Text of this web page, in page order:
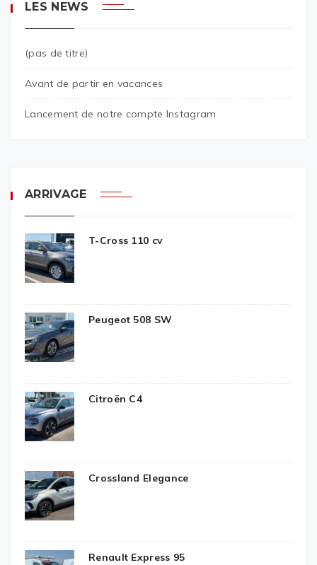
LES NEWS
(pas de titre)
Avant de partir en vacances
Lancement de notre compte Instagram
ARRIVAGE
T-Cross 110 cv
Peugeot 508 SW
Citroën C4
Crossland Elegance
Renault Express 95